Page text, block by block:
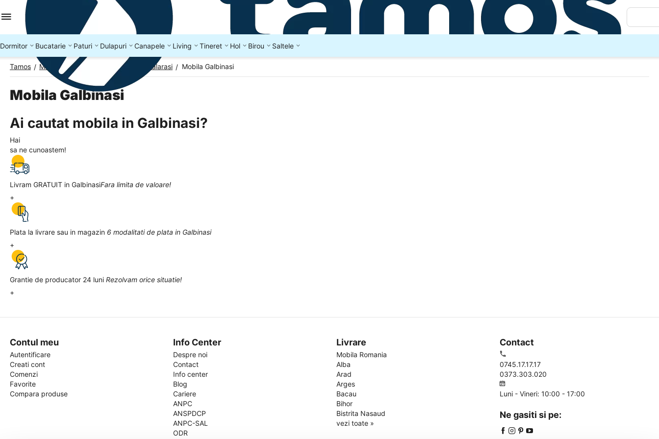
Dormitor Bucatarie Paturi Dulapuri Canapele Living Tineret Hol Birou Saltele
Tamos / Mobila Romania Mobila Judetul Calarasi / Mobila Galbinasi
Mobila Galbinasi
Ai cautat mobila in Galbinasi?
Hai
sa ne cunoastem!
Livram GRATUIT in GalbinasiFara limita de valoare!
+
Plata la livrare sau in magazin 6 modalitati de plata in Galbinasi
+
Grantie de producator 24 luni Rezolvam orice situatie!
+
Contul meu
Autentificare
Creati cont
Comenzi
Favorite
Compara produse
Info Center
Despre noi
Contact
Info center
Blog
Cariere
ANPC
ANSPDCP
ANPC-SAL
ODR
Livrare
Mobila Romania
Alba
Arad
Arges
Bacau
Bihor
Bistrita Nasaud
vezi toate »
Contact
0745.17.17.17
0373.303.020
Luni - Vineri: 10:00 - 17:00
Ne gasiti si pe: